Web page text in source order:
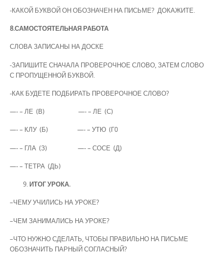
-КАКОЙ БУКВОЙ ОН ОБОЗНАЧЕН НА ПИСЬМЕ? ДОКАЖИТЕ.
8.САМОСТОЯТЕЛЬНАЯ РАБОТА
СЛОВА ЗАПИСАНЫ НА ДОСКЕ
-ЗАПИШИТЕ СНАЧАЛА ПРОВЕРОЧНОЕ СЛОВО, ЗАТЕМ СЛОВО
С ПРОПУЩЕННОЙ БУКВОЙ.
-КАК БУДЕТЕ ПОДБИРАТЬ ПРОВЕРОЧНОЕ СЛОВО?
—- – ЛЕ (В) —- – ЛЕ (С)
—- – КЛУ (Б) —- – УТЮ (Г0
—- – ГЛА (З) —- – СОСЕ (Д)
—- – ТЕТРА (ДЬ)
ИТОГ УРОКА.
–ЧЕМУ УЧИЛИСЬ НА УРОКЕ?
–ЧЕМ ЗАНИМАЛИСЬ НА УРОКЕ?
–ЧТО НУЖНО СДЕЛАТЬ, ЧТОБЫ ПРАВИЛЬНО НА ПИСЬМЕ
ОБОЗНАЧИТЬ ПАРНЫЙ СОГЛАСНЫЙ?